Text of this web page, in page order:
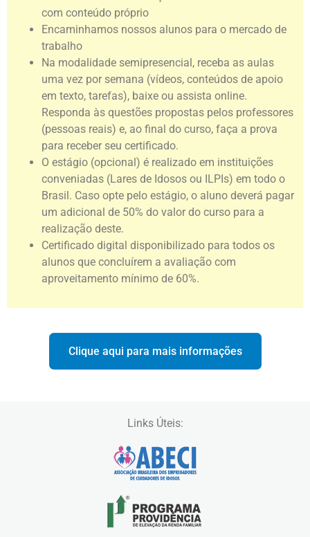
com conteúdo próprio
Encaminhamos nossos alunos para o mercado de
trabalho
Na modalidade semipresencial, receba as aulas
uma vez por semana (vídeos, conteúdos de apoio
em texto, tarefas), baixe ou assista online.
Responda às questões propostas pelos professores
(pessoas reais) e, ao final do curso, faça a prova
para receber seu certificado.
O estágio (opcional) é realizado em instituições
conveniadas (Lares de Idosos ou ILPIs) em todo o
Brasil. Caso opte pelo estágio, o aluno deverá pagar
um adicional de 50% do valor do curso para a
realização deste.
Certificado digital disponibilizado para todos os
alunos que concluírem a avaliação com
aproveitamento mínimo de 60%.
Clique aqui para mais informações
Links Úteis: